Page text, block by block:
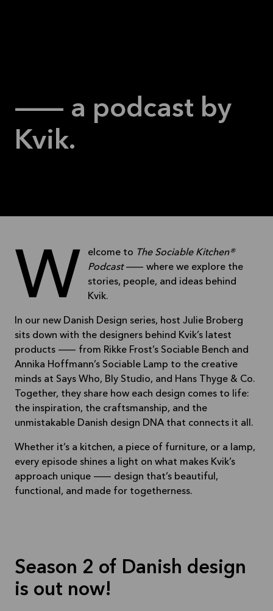
— a podcast by
Kvik.
Welcome to The Sociable Kitchen®
Podcast— where we explore the
stories, people, and ideas behind
Kvik.
In our new Danish Design series, host Julie Broberg
sits down with the designers behind Kvik’s latest
products — from Rikke Frost’s Sociable Bench and
Annika Hoffmann’s Sociable Lamp to the creative
minds at Says Who, Bly Studio, and Hans Thyge & Co.
Together, they share how each design comes to life:
the inspiration, the craftsmanship, and the
unmistakable Danish design DNA that connects it all.
Whether it’s a kitchen, a piece of furniture, or a lamp,
every episode shines a light on what makes Kvik’s
approach unique — design that’s beautiful,
functional, and made for togetherness.
Season 2 of Danish design
is out now!